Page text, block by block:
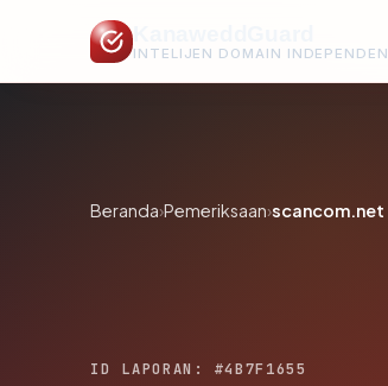
INTELIJEN DOMAIN INDEPENDEN
Beranda›Pemeriksaan›scancom.net
ID LAPORAN: #4B7F1655